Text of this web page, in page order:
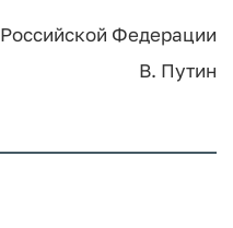
Федерации
В. Путин